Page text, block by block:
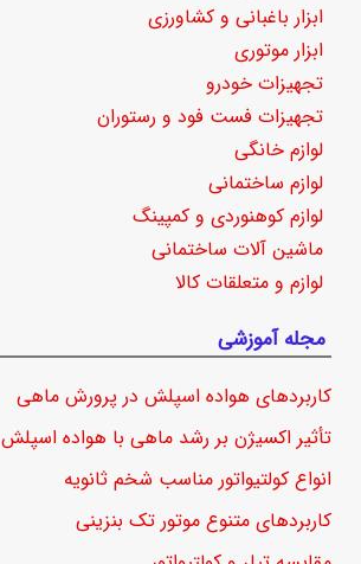
ابزار باغبانی و کشاورزی
ابزار موتوری
تجهیزات خودرو
تجهیزات فست فود و رستوران
لوازم خانگی
لوازم ساختمانی
لوازم کوهنوردی و کمپینگ
ماشین آلات ساختمانی
لوازم و متعلقات کالا
مجله آموزشی
کاربردهای هواده اسپلش در پرورش ماهی
تأثیر اکسیژن بر رشد ماهی با هواده اسپلش
انواع کولتیواتور مناسب شخم ثانویه
کاربردهای متنوع موتور تک بنزینی